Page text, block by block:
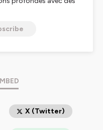
sociale.
X (Twitter)